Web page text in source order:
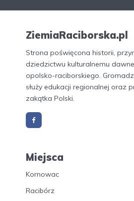
ZiemiaRaciborska.pl
Strona poświęcona historii,
dziedzictwu kulturalnemu
opolsko-raciborskiego.
służy edukacji regionalnej oraz
zakątka Polski.
Miejsca
Kornowac
Racibórz